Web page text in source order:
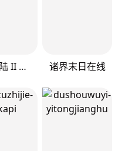
斗罗大陆 II 绝世唐门（神漫版） 诸界末日在线